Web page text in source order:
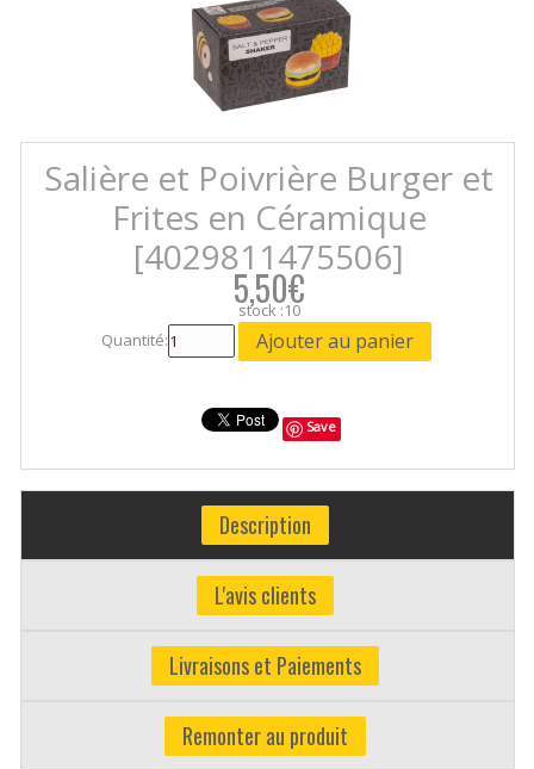
Salière et Poivrière Burger et
Frites en Céramique
[4029811475506]
5,50€
stock :10
Quantité:
Save
Description
L'avis clients
Livraisons et Paiements
Remonter au produit